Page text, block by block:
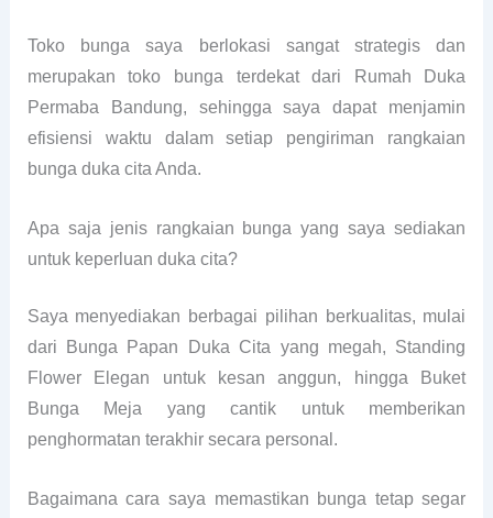
Toko bunga saya berlokasi sangat strategis dan
merupakan toko bunga terdekat dari Rumah Duka
Permaba Bandung, sehingga saya dapat menjamin
efisiensi waktu dalam setiap pengiriman rangkaian
bunga duka cita Anda.
Apa saja jenis rangkaian bunga yang saya sediakan
untuk keperluan duka cita?
Saya menyediakan berbagai pilihan berkualitas, mulai
dari Bunga Papan Duka Cita yang megah, Standing
Flower Elegan untuk kesan anggun, hingga Buket
Bunga Meja yang cantik untuk memberikan
penghormatan terakhir secara personal.
Bagaimana cara saya memastikan bunga tetap segar